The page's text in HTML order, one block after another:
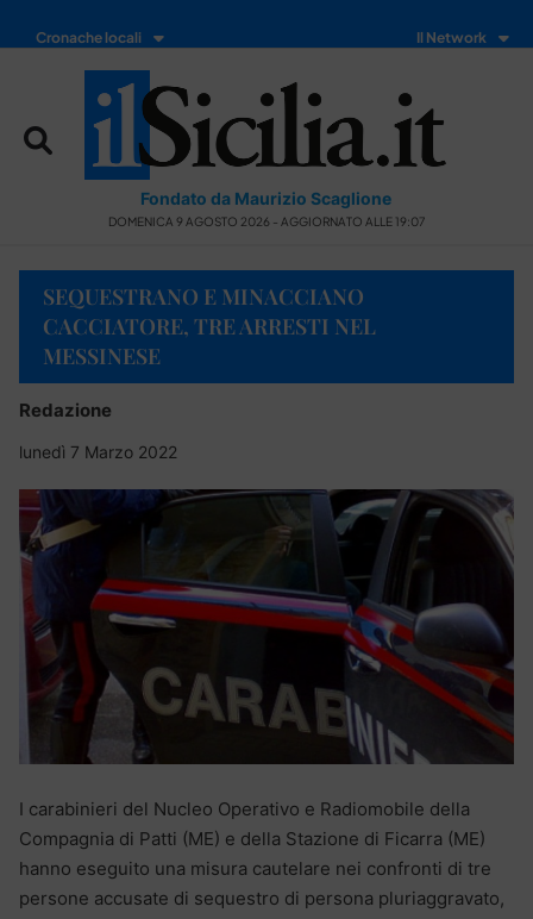
Cronache locali Il Network
Fondato da Maurizio Scaglione
DOMENICA 9 AGOSTO 2026 - AGGIORNATO ALLE 19:07
SEQUESTRANO E MINACCIANO
CACCIATORE, TRE ARRESTI NEL
MESSINESE
Redazione
lunedì 7 Marzo 2022
I carabinieri del Nucleo Operativo e Radiomobile della
Compagnia di Patti (ME) e della Stazione di Ficarra (ME)
hanno eseguito una misura cautelare nei confronti di tre
persone accusate di sequestro di persona pluriaggravato,